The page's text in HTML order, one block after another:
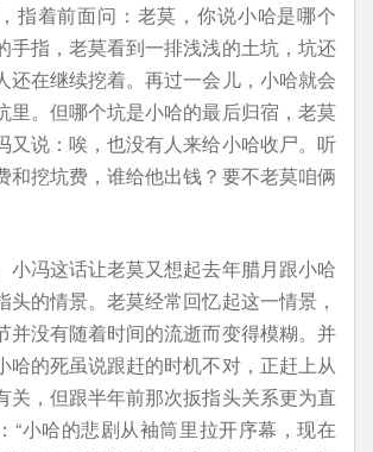
指着前面问：老莫，你说小哈是哪个
手指，老莫看到一排浅浅的土坑，坑还
还在继续挖着。再过一会儿，小哈就会
里。但哪个坑是小哈的最后归宿，老莫
又说：唉，也没有人来给小哈收尸。听
和挖坑费，谁给他出钱？要不老莫咱俩
小冯这话让老莫又想起去年腊月跟小哈
头的情景。老莫经常回忆起这一情景，
并没有随着时间的流逝而变得模糊。并
哈的死虽说跟赶的时机不对，正赶上从
关，但跟半年前那次扳指头关系更为直
“小哈的悲剧从袖筒里拉开序幕，现在